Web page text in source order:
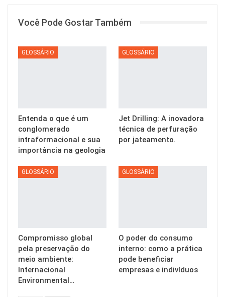
Você Pode Gostar Também
GLOSSÁRIO
Entenda o que é um
conglomerado
intraformacional e sua
importância na geologia
GLOSSÁRIO
Jet Drilling: A inovadora
técnica de perfuração
por jateamento.
GLOSSÁRIO
Compromisso global
pela preservação do
meio ambiente:
Internacional
Environmental…
GLOSSÁRIO
O poder do consumo
interno: como a prática
pode beneficiar
empresas e indivíduos